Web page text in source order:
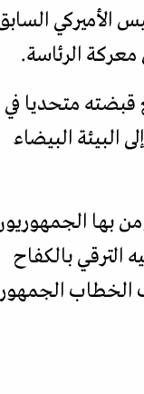
الأميركي
الرئاسة.
قبضته متحديا في
البيئة البيضاء
بها
الترقي بالكفاح
الخطاب